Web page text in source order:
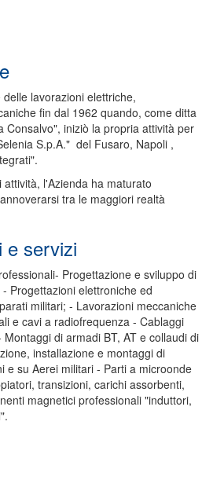
lavorazioni elettriche,
fin dal 1962 quando, come ditta
Consalvo", iniziò la propria attività per
S.p.A." del Fusaro, Napoli ,
l'Azienda ha maturato
tra le maggiori realtà
e servizi
Progettazione e sviluppo di
Progettazioni elettroniche ed
militari; - Lavorazioni meccaniche
e cavi a radiofrequenza - Cablaggi
di armadi BT, AT e collaudi di
installazione e montaggi di
e su Aerei militari - Parti a microonde
transizioni, carichi assorbenti,
magnetici professionali "induttori,